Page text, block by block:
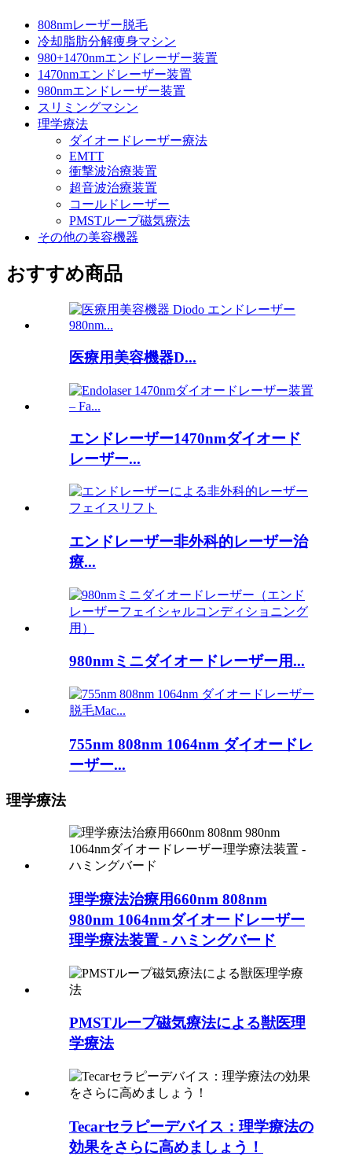
808nmレーザー脱毛
冷却脂肪分解痩身マシン
980+1470nmエンドレーザー装置
1470nmエンドレーザー装置
980nmエンドレーザー装置
スリミングマシン
理学療法
ダイオードレーザー療法
EMTT
衝撃波治療装置
超音波治療装置
コールドレーザー
PMSTループ磁気療法
その他の美容機器
おすすめ商品
医療用美容機器D...
エンドレーザー1470nmダイオード
レーザー...
エンドレーザー非外科的レーザー治
療...
980nmミニダイオードレーザー用...
755nm 808nm 1064nm ダイオードレ
ーザー...
理学療法
理学療法治療用660nm 808nm
980nm 1064nmダイオードレーザー
理学療法装置 - ハミングバード
PMSTループ磁気療法による獣医理
学療法
Tecarセラピーデバイス：理学療法の
効果をさらに高めましょう！